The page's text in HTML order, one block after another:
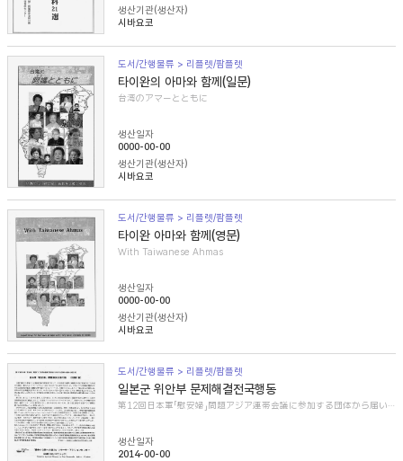
생산기관(생산자)
시바요코
도서/간행물류 > 리플렛/팜플렛
타이완의 아마와 함께(일문)
台湾のアマーとともに
생산일자
0000-00-00
생산기관(생산자)
시바요코
도서/간행물류 > 리플렛/팜플렛
타이완 아마와 함께(영문)
With Taiwanese Ahmas
생산일자
0000-00-00
생산기관(생산자)
시바요코
도서/간행물류 > 리플렛/팜플렛
일본군 위안부 문제해결전국행동
第12回日本軍「慰安婦」問題アジア連帯会議に参加する団体から届いた紹介文
생산일자
2014-00-00